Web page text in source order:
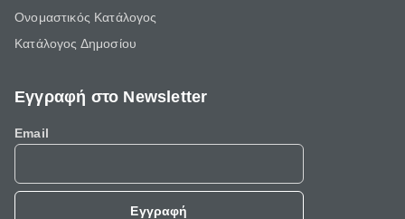
Ονομαστικός Κατάλογος
Κατάλογος Δημοσίου
Εγγραφή στο Newsletter
Email
Εγγραφή